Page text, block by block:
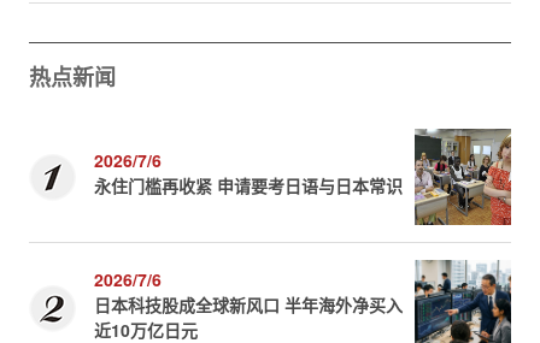
热点新闻
2026/7/6
永住门槛再收紧 申请要考日语与日本常识
2026/7/6
日本科技股成全球新风口 半年海外净买入
近10万亿日元